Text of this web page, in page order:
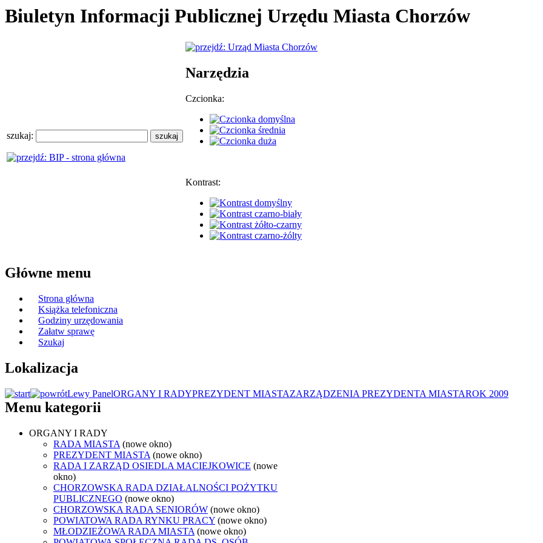
Biuletyn Informacji Publicznej Urzędu Miasta Chorzów
szukaj:
Narzędzia
Czcionka:
Kontrast:
Główne menu
Strona główna
Książka telefoniczna
Godziny urzędowania
Załatw sprawę
Szukaj
Lokalizacja
Lewy PanelORGANY I RADYPREZYDENT MIASTAZARZĄDZENIA PREZYDENTA MIASTAROK 2009
Menu kategorii
ORGANY I RADY
RADA MIASTA (nowe okno)
PREZYDENT MIASTA (nowe okno)
RADA I ZARZĄD OSIEDLA MACIEJKOWICE (nowe
okno)
CHORZOWSKA RADA DZIAŁALNOŚCI POŻYTKU
PUBLICZNEGO (nowe okno)
CHORZOWSKA RADA SENIORÓW (nowe okno)
POWIATOWA RADA RYNKU PRACY (nowe okno)
MŁODZIEŻOWA RADA MIASTA (nowe okno)